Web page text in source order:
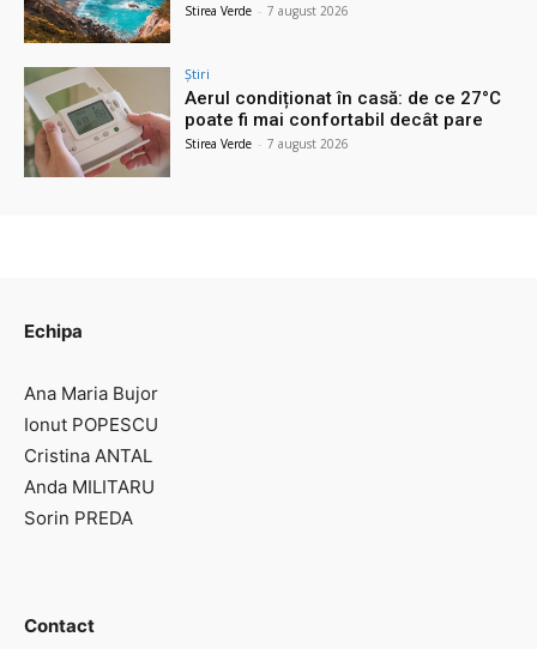
Stirea Verde - 7 august 2026
Știri
Aerul condiționat în casă: de ce 27°C
poate fi mai confortabil decât pare
Stirea Verde - 7 august 2026
Echipa
Ana Maria Bujor
Ionut POPESCU
Cristina ANTAL
Anda MILITARU
Sorin PREDA
Contact